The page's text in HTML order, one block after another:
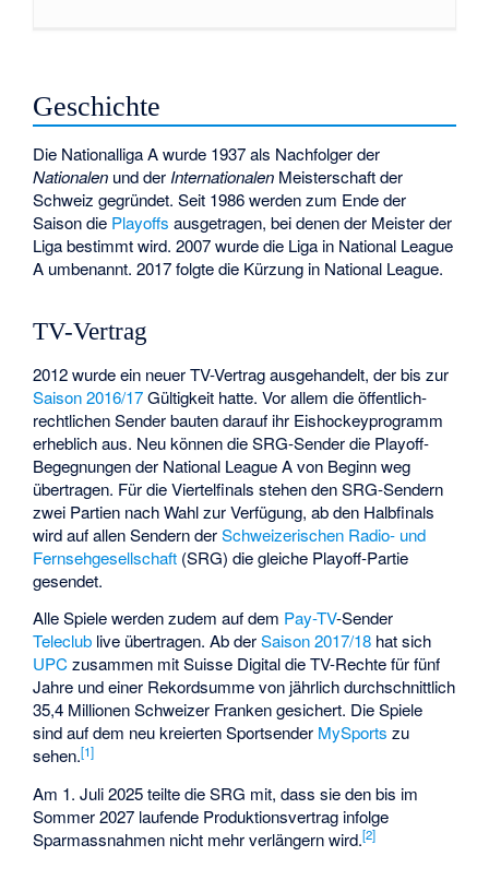
Geschichte
Die Nationalliga A wurde 1937 als Nachfolger der
Nationalen und der Internationalen Meisterschaft der
Schweiz gegründet. Seit 1986 werden zum Ende der
Saison die Playoffs ausgetragen, bei denen der Meister der
Liga bestimmt wird. 2007 wurde die Liga in National League
A umbenannt. 2017 folgte die Kürzung in National League.
TV-Vertrag
2012 wurde ein neuer TV-Vertrag ausgehandelt, der bis zur
Saison 2016/17Gültigkeit hatte. Vor allem die öffentlich-
rechtlichen Sender bauten darauf ihr Eishockeyprogramm
erheblich aus. Neu können die SRG-Sender die Playoff-
Begegnungen der National League A von Beginn weg
übertragen. Für die Viertelfinals stehen den SRG-Sendern
zwei Partien nach Wahl zur Verfügung, ab den Halbfinals
wird auf allen Sendern derSchweizerischen Radio- und
Fernsehgesellschaft (SRG) die gleiche Playoff-Partie
gesendet.
Alle Spiele werden zudem auf dem Pay-TV-Sender
Teleclub live übertragen. Ab derSaison 2017/18 hat sich
UPCzusammen mit Suisse Digital die TV-Rechte für fünf
Jahre und einer Rekordsumme von jährlich durchschnittlich
35,4 Millionen Schweizer Franken gesichert. Die Spiele
sind auf dem neu kreierten Sportsender MySports zu
sehen.[1]
Am 1. Juli 2025 teilte die SRG mit, dass sie den bis im
Sommer 2027 laufende Produktionsvertrag infolge
Sparmassnahmen nicht mehr verlängern wird.[2]